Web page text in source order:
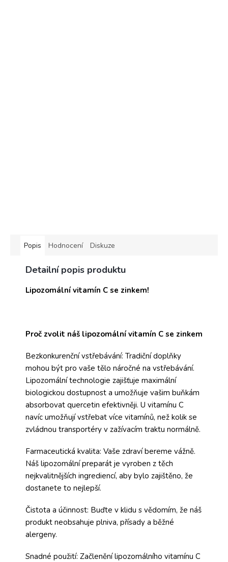
Popis Hodnocení Diskuze
Detailní popis produktu
Lipozomální vitamín C se zinkem!
Proč zvolit náš lipozomální vitamín C se zinkem
Bezkonkurenční vstřebávání: Tradiční doplňky
mohou být pro vaše tělo náročné na vstřebávání.
Lipozomální technologie zajišťuje maximální
biologickou dostupnost a umožňuje vašim buňkám
absorbovat quercetin efektivněji. U vitamínu C
navíc umožňují vstřebat více vitamínů, než kolik se
zvládnou transportéry v zažívacím traktu normálně.
Farmaceutická kvalita: Vaše zdraví bereme vážně.
Náš lipozomální preparát je vyroben z těch
nejkvalitnějších ingrediencí, aby bylo zajištěno, že
dostanete to nejlepší.
Čistota a účinnost: Buďte v klidu s vědomím, že náš
produkt neobsahuje plniva, přísady a běžné
alergeny.
Snadné použití: Začlenění lipozomálního vitamínu C